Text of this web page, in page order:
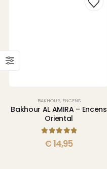
BAKHOUR, ENCENS
Bakhour AL AMIRA – Encens
Oriental
5.00 sur 5
€14,95